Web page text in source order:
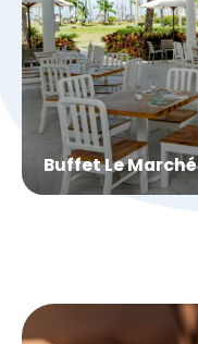
Buffet Le Marché